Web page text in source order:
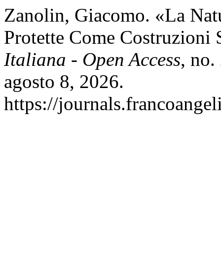
Zanolin, Giacomo. «La
Protette Come
Italiana - Open Access, no.
agosto 8, 2026.
https://